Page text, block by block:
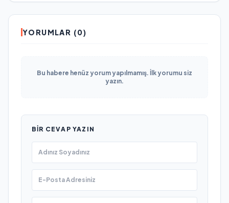
YORUMLAR (0)
Bu habere henüz yorum yapılmamış. İlk yorumu siz
yazın.
BIR CEVAP YAZIN